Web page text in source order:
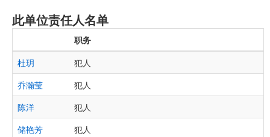
此单位责任人名单
职务
杜玥
犯人
乔瀚莹
犯人
陈洋
犯人
储艳芳
犯人